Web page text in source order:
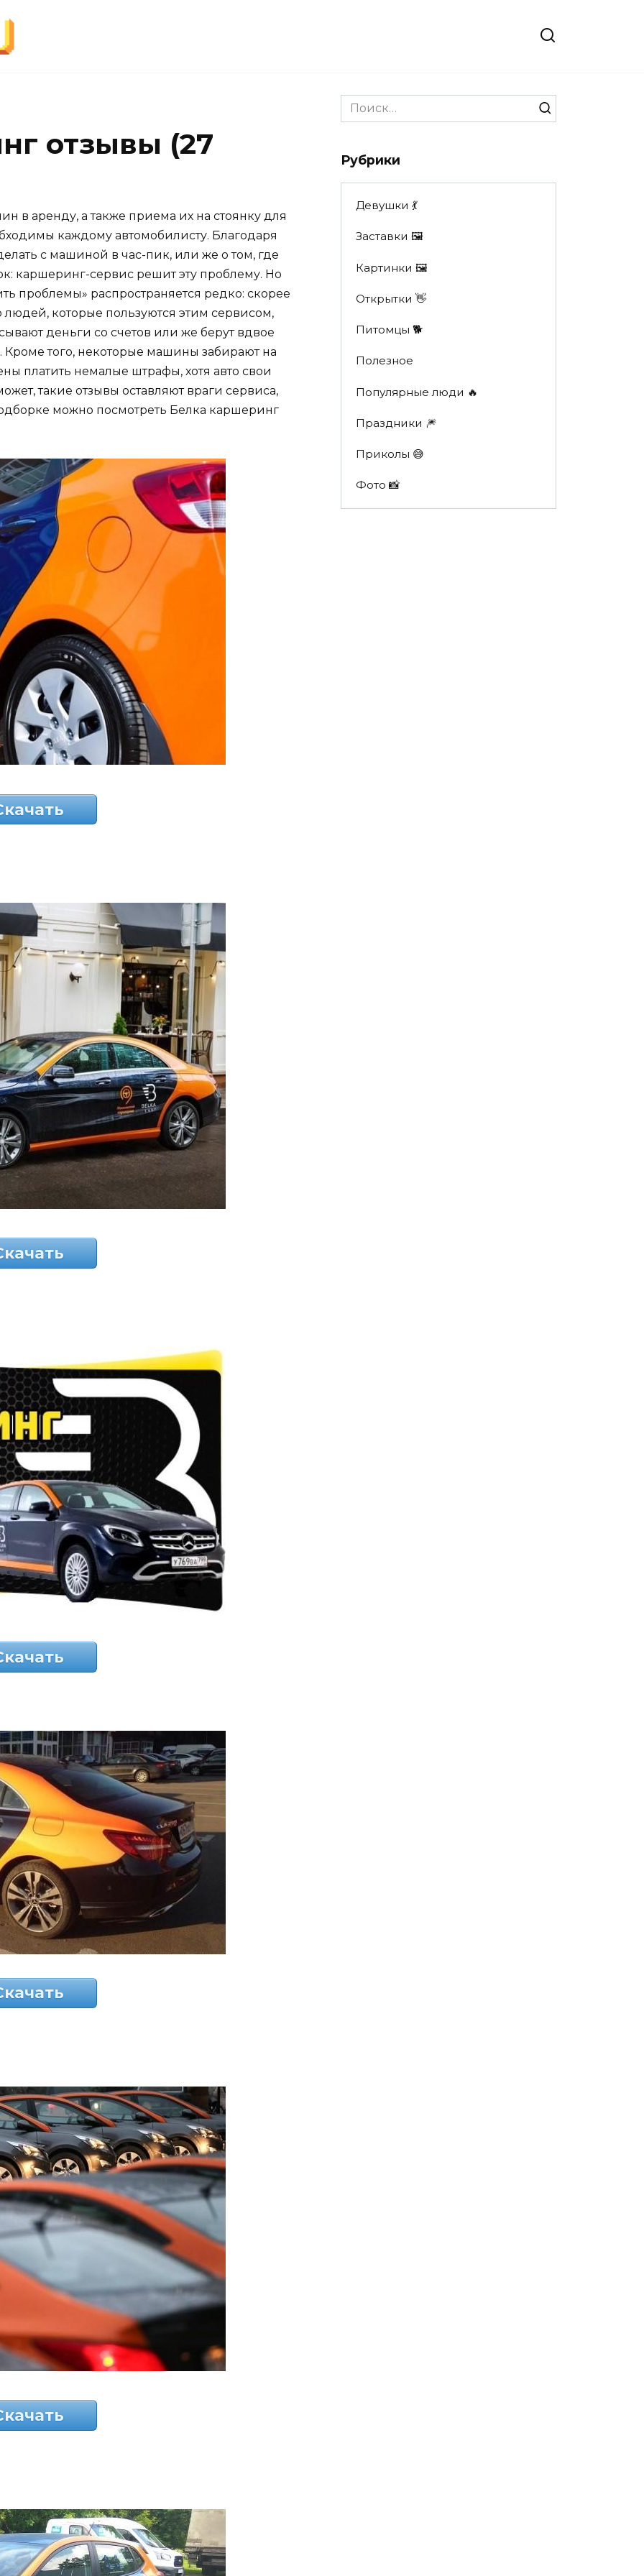
отзывы (27
в аренду, а также приема их на стоянку для
каждому автомобилисту. Благодаря
с машиной в час-пик, или же о том, где
каршеринг-сервис решит эту проблему. Но
проблемы» распространяется редко: скорее
людей, которые пользуются этим сервисом,
деньги со счетов или же берут вдвое
Кроме того, некоторые машины забирают на
платить немалые штрафы, хотя авто свои
такие отзывы оставляют враги сервиса,
можно посмотреть Белка каршеринг
Search
for:
Рубрики
Девушки 💃
Заставки 🖼
Картинки 🖼
Открытки 👋
Питомцы 🐕
Полезное
Популярные люди 🔥
Праздники 🎆
Приколы 😅
Фото 📸